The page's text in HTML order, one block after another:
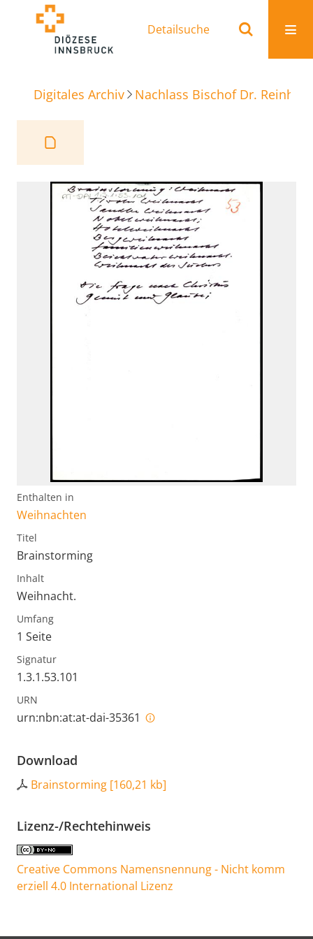
Detailsuche
Digitales Archiv Nachlass Bischof Dr.
Enthalten in
Weihnachten
Titel
Brainstorming
Inhalt
Weihnacht.
Umfang
1 Seite
Signatur
1.3.1.53.101
URN
urn:nbn:at:at-dai-35361
Download
Brainstorming [160,21 kb]
Lizenz-/Rechtehinweis
Creative Commons Namensnennung - Nicht komm
erziell 4.0 International Lizenz